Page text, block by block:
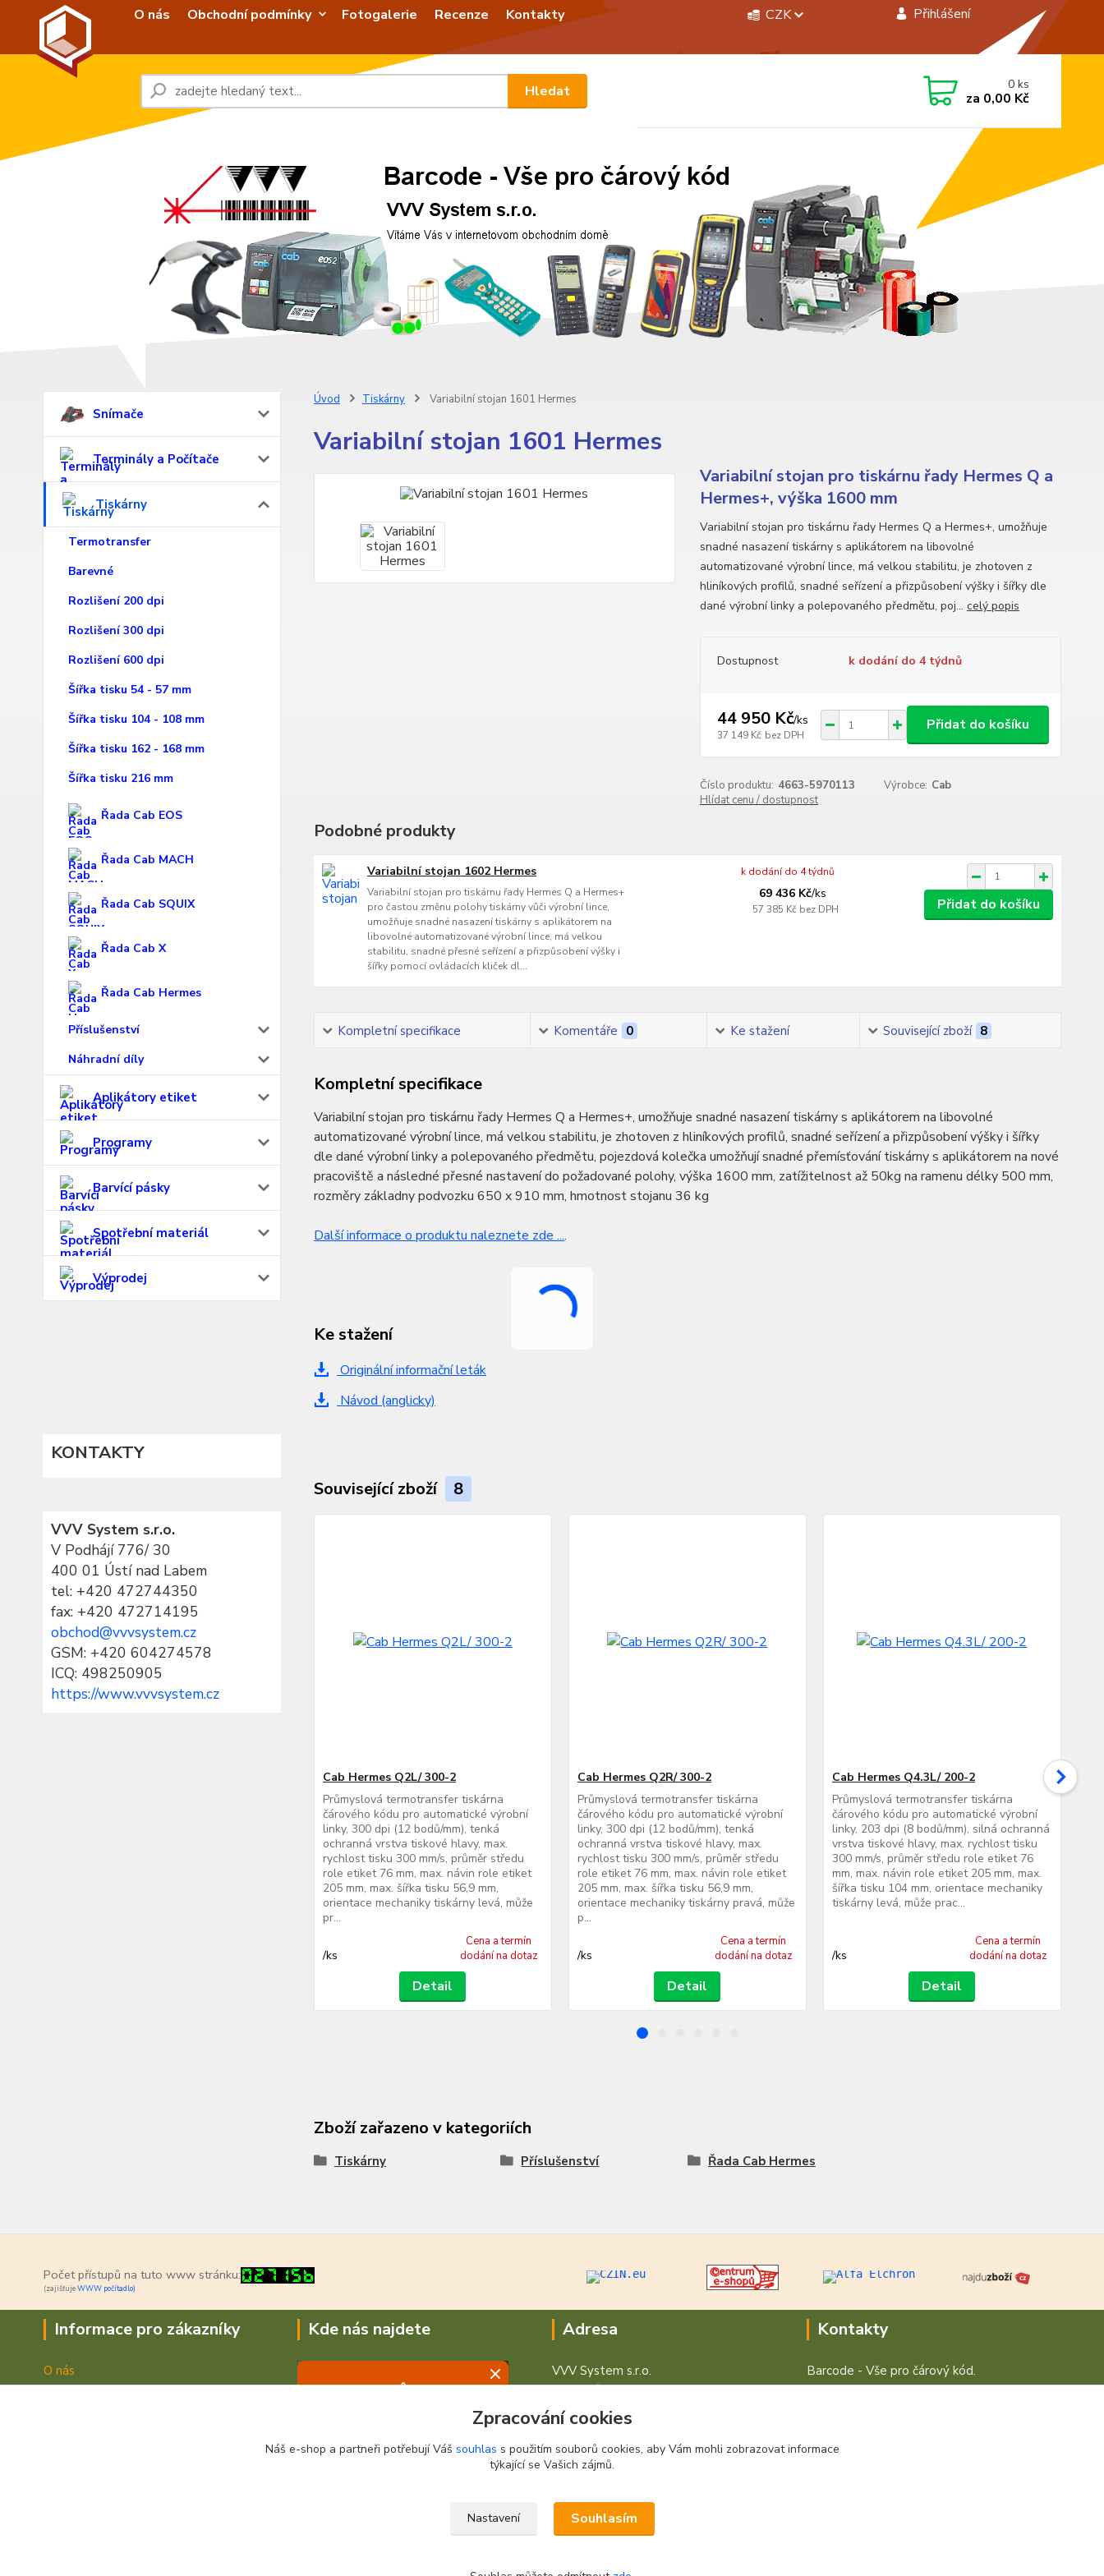
O nás Obchodní podmínky Fotogalerie Recenze Kontakty CZK Přihlášení
Hledat 0ks
za 0,00 Kč
Snímače
Terminály a Počítače
Tiskárny
Termotransfer
Barevné
Rozlišení 200 dpi
Rozlišení 300 dpi
Rozlišení 600 dpi
Šířka tisku 54 - 57 mm
Šířka tisku 104 - 108 mm
Šířka tisku 162 - 168 mm
Šířka tisku 216 mm
Řada Cab EOS
Řada Cab MACH
Řada Cab SQUIX
Řada Cab X
Řada Cab Hermes
Příslušenství
Náhradní díly
Aplikátory etiket
Programy
Barvící pásky
Spotřební materiál
Výprodej
KONTAKTY
VVV System s.r.o.
V Podhájí 776/ 30
400 01 Ústí nad Labem
tel: +420 472744350
fax: +420 472714195
obchod@vvvsystem.cz
GSM: +420 604274578
ICQ: 498250905
https://www.vvvsystem.cz
Úvod Tiskárny Variabilní stojan 1601 Hermes
Variabilní stojan 1601 Hermes
Variabilní stojan pro tiskárnu řady Hermes Q a
Hermes+, výška 1600 mm
Variabilní stojan pro tiskárnu řady Hermes Q a Hermes+, umožňuje
snadné nasazení tiskárny s aplikátorem na libovolné
automatizované výrobní lince, má velkou stabilitu, je zhotoven z
hliníkových profilů, snadné seřízení a přizpůsobení výšky i šířky dle
dané výrobní linky a polepovaného předmětu, poj... celý popis
Dostupnost k dodání do 4 týdnů
44 950 Kč/ks
37 149 Kč bez DPH
Přidat do košíku
Číslo produktu: 4663-5970113 Výrobce: Cab
Hlídat cenu / dostupnost
Podobné produkty
Variabilní stojan 1602 Hermes
Variabilní stojan pro tiskárnu řady Hermes Q a Hermes+
pro častou změnu polohy tiskárny vůči výrobní lince,
umožňuje snadné nasazení tiskárny s aplikátorem na
libovolné automatizované výrobní lince, má velkou
stabilitu, snadné přesné seřízení a přizpůsobení výšky i
šířky pomocí ovládacích kliček dl...
69 436 Kč/ks
57 385 Kč bez DPH
k dodání do 4 týdnů
Přidat do košíku
Kompletní specifikace Komentáře 0 Ke stažení Související zboží 8
Kompletní specifikace
Variabilní stojan pro tiskárnu řady Hermes Q a Hermes+, umožňuje snadné nasazení tiskárny s aplikátorem na libovolné
automatizované výrobní lince, má velkou stabilitu, je zhotoven z hliníkových profilů, snadné seřízení a přizpůsobení výšky i šířky
dle dané výrobní linky a polepovaného předmětu, pojezdová kolečka umožňují snadné přemísťování tiskárny s aplikátorem na nové
pracoviště a následné přesné nastavení do požadované polohy, výška 1600 mm, zatížitelnost až 50kg na ramenu délky 500 mm,
rozměry základny podvozku 650 x 910 mm, hmotnost stojanu 36 kg
Další informace o produktu naleznete zde ....
Ke stažení
Originální informační leták
Návod (anglicky)
Související zboží 8
Cab Hermes Q2L/ 300-2
Průmyslová termotransfer tiskárna
čárového kódu pro automatické výrobní
linky, 300 dpi (12 bodů/mm), tenká
ochranná vrstva tiskové hlavy, max.
rychlost tisku 300 mm/s, průměr středu
role etiket 76 mm, max. návin role etiket
205 mm, max. šířka tisku 56,9 mm,
orientace mechaniky tiskárny levá, může
pr...
/ks
Cena a termín
dodání na dotaz
Detail
Cab Hermes Q2R/ 300-2
Průmyslová termotransfer tiskárna
čárového kódu pro automatické výrobní
linky, 300 dpi (12 bodů/mm), tenká
ochranná vrstva tiskové hlavy, max.
rychlost tisku 300 mm/s, průměr středu
role etiket 76 mm, max. návin role etiket
205 mm, max. šířka tisku 56,9 mm,
orientace mechaniky tiskárny pravá, může
p...
/ks
Cena a termín
dodání na dotaz
Detail
Cab Hermes Q4.3L/ 200-2
Průmyslová termotransfer tiskárna
čárového kódu pro automatické výrobní
linky, 203 dpi (8 bodů/mm), silná ochranná
vrstva tiskové hlavy, max. rychlost tisku
300 mm/s, průměr středu role etiket 76
mm, max. návin role etiket 205 mm, max.
šířka tisku 104 mm, orientace mechaniky
tiskárny levá, může prac...
/ks
Cena a termín
dodání na dotaz
Detail
Zboží zařazeno v kategoriích
Tiskárny Příslušenství Řada Cab Hermes
Počet přístupů na tuto www stránku:
(zajišťujeWWW počítadlo)
Informace pro zákazníky
O nás
Jak nakupovat
Kde nás najdete Adresa
VVV System s.r.o.
V Podhájí 776/ 30
400 01 Ústí nad Labem
Kontakty
Barcode - Vše pro čárový kód.
Zpracování cookies
Náš e-shop a partneři potřebují Váš souhlas s použitím souborů cookies, aby Vám mohli zobrazovat informace
týkající se Vašich zájmů.
Nastavení Souhlasím